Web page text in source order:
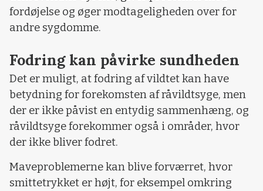
fordøjelse og øger modtageligheden over for
andre sygdomme.
Fodring kan påvirke sundheden
Det er muligt, at fodring af vildtet kan have
betydning for forekomsten af råvildtsyge, men
der er ikke påvist en entydig sammenhæng, og
råvildtsyge forekommer også i områder, hvor
der ikke bliver fodret.
Maveproblemerne kan blive forværret, hvor
smittetrykket er højt, for eksempel omkring